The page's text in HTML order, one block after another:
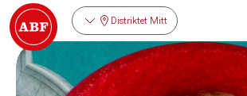
Distriktet Mitt